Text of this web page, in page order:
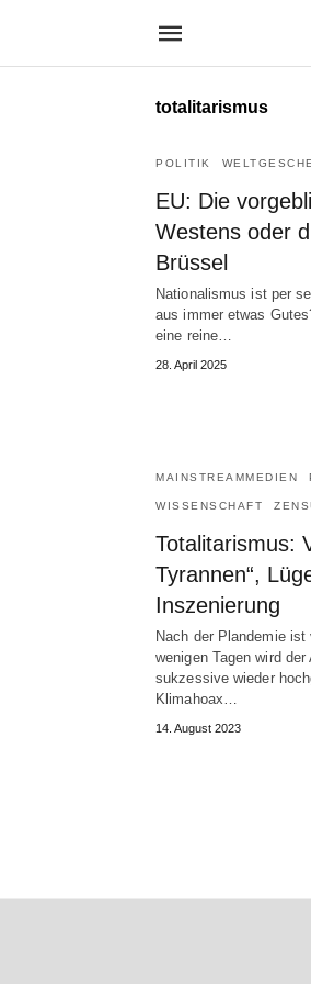
totalitarismus
POLITIK
EU: Die
Westens oder
Brüssel
Nationalismus ist per
aus immer etwas
eine reine…
28. April 2025
MAINSTREAMMEDIEN
WISSENSCHAFT
Totalitarismus:
Tyrannen“,
Inszenierung
Nach der Plandemie
wenigen Tagen wird
sukzessive wieder
Klimahoax…
14. August 2023